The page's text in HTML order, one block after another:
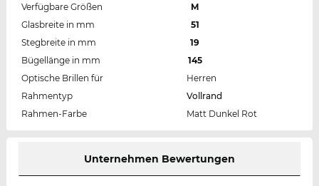
Verfügbare Größen
M
Glasbreite in mm
51
Stegbreite in mm
19
Bügellänge in mm
145
Optische Brillen für
Herren
Rahmentyp
Vollrand
Rahmen-Farbe
Matt Dunkel Rot
Unternehmen Bewertungen